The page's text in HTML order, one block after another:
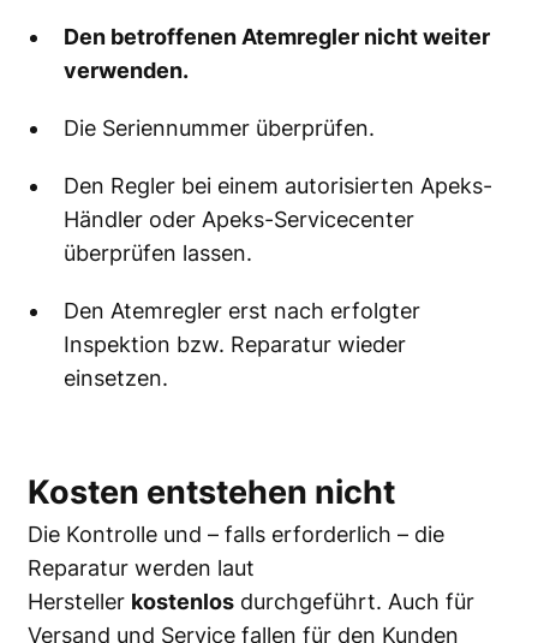
Den betroffenen Atemregler nicht weiter
verwenden.
Die Seriennummer überprüfen.
Den Regler bei einem autorisierten Apeks-
Händler oder Apeks-Servicecenter
überprüfen lassen.
Den Atemregler erst nach erfolgter
Inspektion bzw. Reparatur wieder
einsetzen.
Kosten entstehen nicht
Die Kontrolle und – falls erforderlich – die
Reparatur werden laut
Hersteller kostenlos durchgeführt. Auch für
Versand und Service fallen für den Kunden